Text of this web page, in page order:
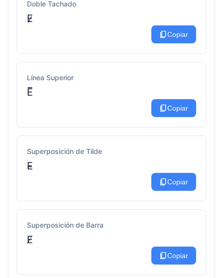
Doble Tachado
E̷
content_copyCopiar
Línea Superior
E̅
content_copyCopiar
Superposición de Tilde
E̴
content_copyCopiar
Superposición de Barra
E̸
content_copyCopiar